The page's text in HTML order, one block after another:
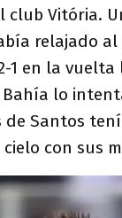
club Vitória.
relajado al
1 en la
lo
Santos
con sus